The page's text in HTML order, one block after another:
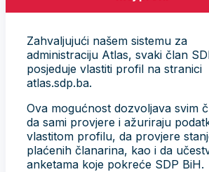
Zahvaljujući našem sistemu za
administraciju Atlas, svaki član
posjeduje vlastiti profil na stranici
atlas.sdp.ba.
Ova mogućnost dozvoljava svim
da sami provjere i ažuriraju
vlastitom profilu, da provjere
plaćenih članarina, kao i da
anketama koje pokreće SDP BiH.